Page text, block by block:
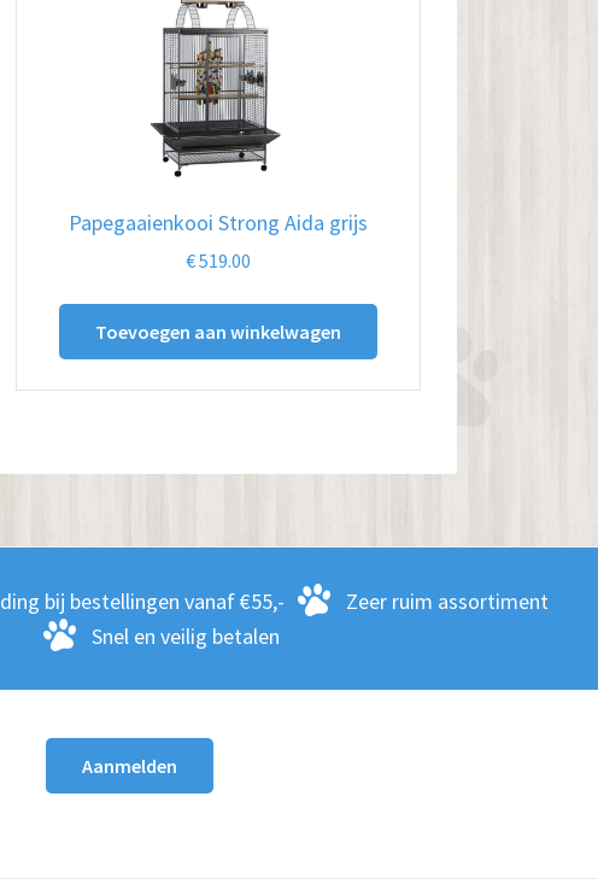
Papegaaienkooi Strong Aida grijs
€519.00
Toevoegen aan winkelwagen
bij bestellingen vanaf €55,-
Zeer ruim assortiment
Snel en veilig betalen